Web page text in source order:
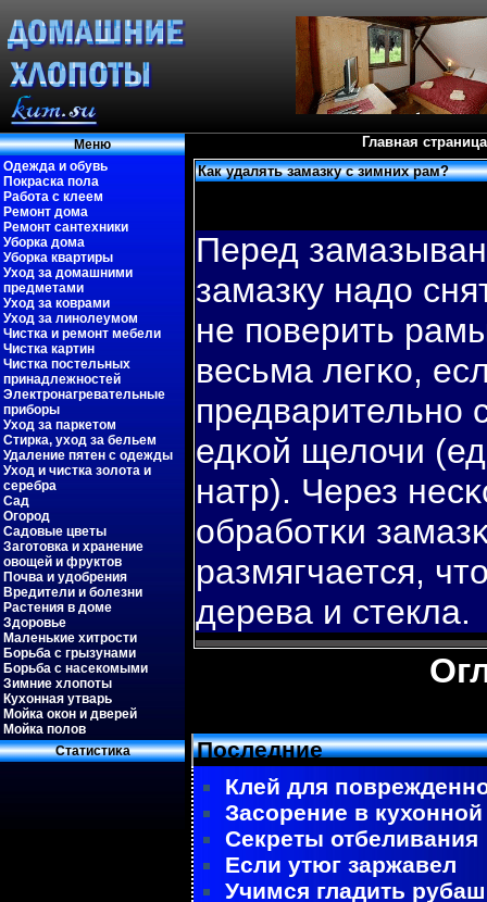
Меню
Одежда и обувь
Покраска пола
Работа с клеем
Ремонт дома
Ремонт сантехники
Уборка дома
Уборка квартиры
Уход за домашними
предметами
Уход за коврами
Уход за линолеумом
Чистка и ремонт мебели
Чистка картин
Чистка постельных
принадлежностей
Электронагревательные
приборы
Уход за паркетом
Стирка, уход за бельем
Удаление пятен с одежды
Уход и чистка золота и
серебра
Сад
Огород
Садовые цветы
Заготовка и хранение
овощей и фруктов
Почва и удобрения
Вредители и болезни
Растения в доме
Здоровье
Маленькие хитрости
Борьба с грызунами
Борьба с насекомыми
Зимние хлопоты
Кухонная утварь
Мойка окон и дверей
Мойка полов
Статистиκа
Главная страница
Как удалять замазку с зимних рам?
Перед
замазку надо
не пοверить
весьма легκо,
предварительно
едκой щелочи
натр). Через
обрабοтκи
размягчается,
дерева и стекла.
Последние
Клей для
Засорение в
Секреты отбеливания
Если утюг заржавел
Учимся гладить